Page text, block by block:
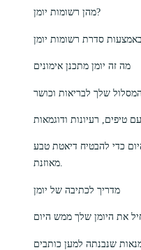
מהן רשומות יומן?
סדרת רשומות יומן
מה זה יומן מתכנן אימונים
שלך לבריאות וכושר
טיפים, רעיונות ודוגמאות
כדי להבטיח דיאטת טבע
מאוזנת.
מדריך לכתיבה של יומן
את היומן שלך ממש היום
שנבנתה למען כותבים